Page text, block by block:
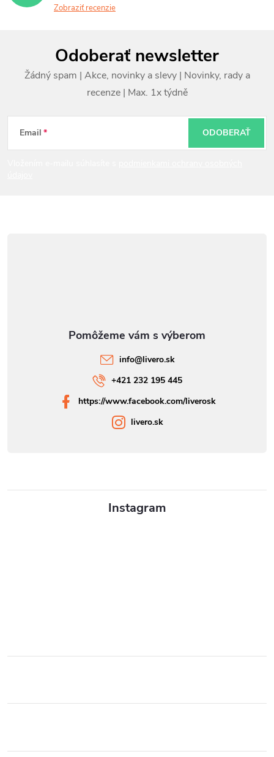
Zobraziť recenzie
ä
Odoberať newsletter
Email ODOBERAŤ
Instagram
info@livero.sk
+421 232 195 445
https://www.facebook.com/liverosk
livero.sk